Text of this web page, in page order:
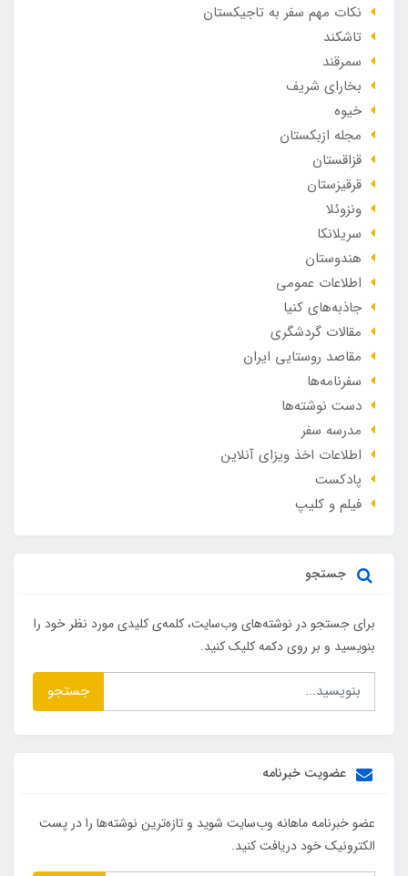
نکات مهم سفر به تاجیکستان
تاشکند
سمرقند
بخارای شریف
خیوه
مجله ازبکستان
قزاقستان
قرقیزستان
ونزوئلا
سریلانکا
هندوستان
اطلاعات عمومی
جاذبه‌های کنیا
مقالات گردشگری
مقاصد روستایی ایران
سفرنامه‌ها
دست نوشته‌ها
مدرسه سفر
اطلاعات اخذ ویزای آنلاین
پادکست
فیلم و کلیپ
جستجو
برای جستجو در نوشته‌های وب‌سایت، کلمه‌ی کلیدی مورد نظر خود را
بنویسید و بر روی دکمه کلیک کنید.
جستجو
عضویت خبرنامه
عضو خبرنامه ماهانه وب‌سایت شوید و تازه‌ترین نوشته‌ها را در پست
الکترونیک خود دریافت کنید.